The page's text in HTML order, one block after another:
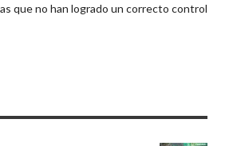
que no han logrado un correcto control